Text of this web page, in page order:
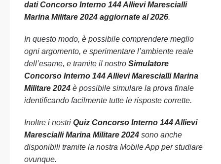
dati Concorso Interno 144 Allievi Marescialli
Marina Militare 2024 aggiornate al 2026.
In questo modo, è possibile comprendere meglio
ogni argomento, e sperimentare l’ambiente reale
dell’esame, e tramite il nostro Simulatore
Concorso Interno 144 Allievi Marescialli Marina
Militare 2024 è possibile simulare la prova finale
identificando facilmente tutte le risposte corrette.
Inoltre i nostri Quiz Concorso Interno 144 Allievi
Marescialli Marina Militare 2024 sono anche
disponibili tramite la nostra Mobile App per studiare
ovunque.